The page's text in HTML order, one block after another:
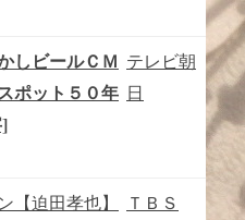
しビールＣＭ
ポット５０年
テレビ朝
日
【迫田孝也】
ＴＢＳ